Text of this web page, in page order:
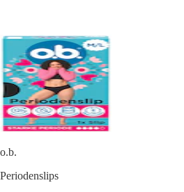
o.b.
Periodenslips